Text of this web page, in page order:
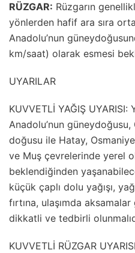
RÜZGAR: Rüzgarın
yönlerden hafif ara sıra
Anadolu’nun
km/saat) olarak esmesi
UYARILAR
KUVVETLİ YAĞIŞ UYARISI:
Anadolu’nun
doğusu ile Hatay,
ve Muş çevrelerinde yerel
beklendiğinden
küçük çaplı dolu yağışı,
fırtına, ulaşımda
dikkatli ve tedbirli
KUVVETLİ RÜZGAR